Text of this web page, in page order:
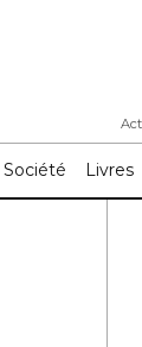
Société Livres